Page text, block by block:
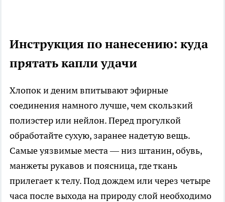
Инструкция по нанесению: куда
прятать капли удачи
Хлопок и деним впитывают эфирные
соединения намного лучше, чем скользкий
полиэстер или нейлон. Перед прогулкой
обработайте сухую, заранее надетую вещь.
Самые уязвимые места — низ штанин, обувь,
манжеты рукавов и поясница, где ткань
прилегает к телу. Под дождем или через четыре
часа после выхода на природу слой необходимо